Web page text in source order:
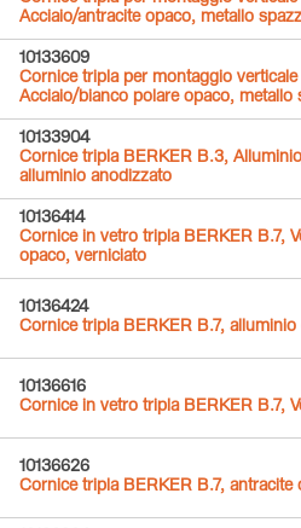
Acciaio/antracite opaco, metallo
10133609
Cornice tripla per montaggio verticale
Acciaio/bianco polare opaco, metallo
10133904
Cornice tripla BERKER B.3,
alluminio anodizzato
10136414
Cornice in vetro tripla BERKER B.7,
opaco, verniciato
10136424
Cornice tripla BERKER B.7,
10136616
Cornice in vetro tripla BERKER B.7,
10136626
Cornice tripla BERKER B.7, antracite